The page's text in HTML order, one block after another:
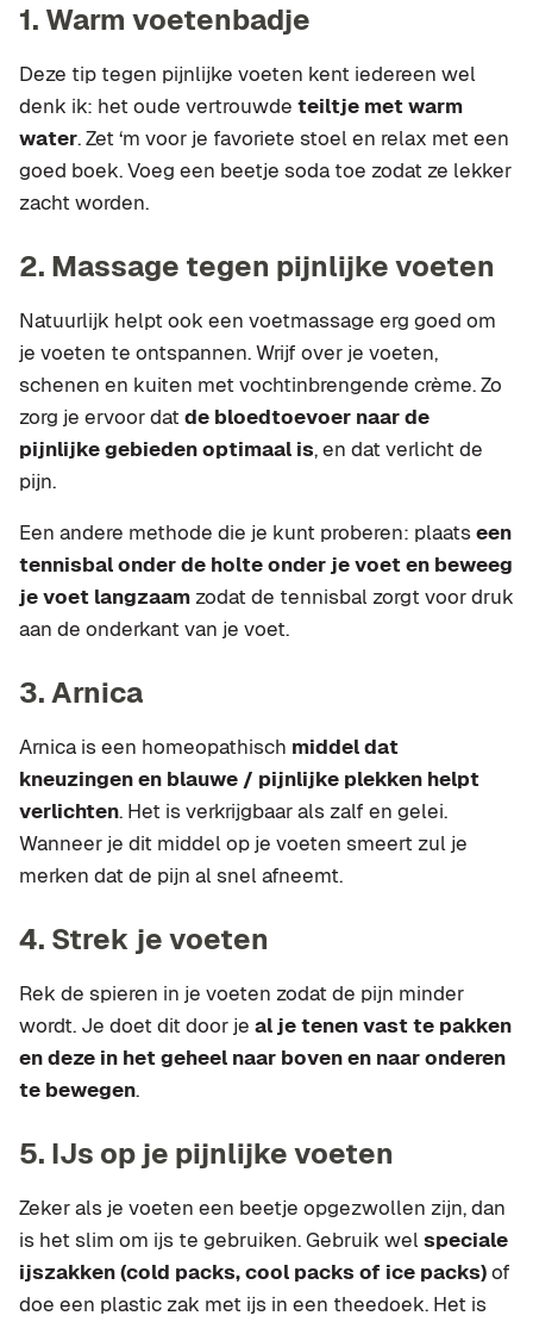
1. Warm voetenbadje
Deze tip tegen pijnlijke voeten kent iedereen wel
denk ik: het oude vertrouwde teiltje met warm
water. Zet ‘m voor je favoriete stoel en relax met een
goed boek. Voeg een beetje soda toe zodat ze lekker
zacht worden.
2. Massage tegen pijnlijke voeten
Natuurlijk helpt ook een voetmassage erg goed om
je voeten te ontspannen. Wrijf over je voeten,
schenen en kuiten met vochtinbrengende crème. Zo
zorg je ervoor dat de bloedtoevoer naar de
pijnlijke gebieden optimaal is, en dat verlicht de
pijn.
Een andere methode die je kunt proberen: plaatseen
tennisbal onder de holte onder je voet en beweeg
je voet langzaam zodat de tennisbal zorgt voor druk
aan de onderkant van je voet.
3. Arnica
Arnica is een homeopathisch middel dat
kneuzingen en blauwe / pijnlijke plekken helpt
verlichten. Het is verkrijgbaar als zalf en gelei.
Wanneer je dit middel op je voeten smeert zul je
merken dat de pijn al snel afneemt.
4. Strek je voeten
Rek de spieren in je voeten zodat de pijn minder
wordt. Je doet dit door je al je tenen vast te pakken
en deze in het geheel naar boven en naar onderen
te bewegen.
5. IJs op je pijnlijke voeten
Zeker als je voeten een beetje opgezwollen zijn, dan
is het slim om ijs te gebruiken. Gebruik welspeciale
ijszakken (cold packs, cool packs of ice packs)of
doe een plastic zak met ijs in een theedoek. Het is